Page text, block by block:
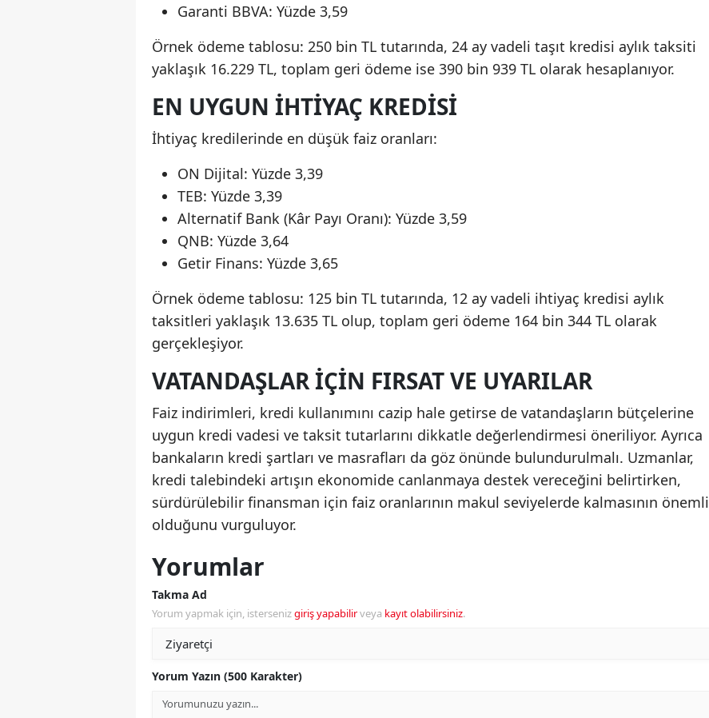
Garanti BBVA: Yüzde 3,59
Örnek ödeme tablosu: 250 bin TL tutarında, 24 ay vadeli taşıt kredisi aylık taksiti
yaklaşık 16.229 TL, toplam geri ödeme ise 390 bin 939 TL olarak hesaplanıyor.
EN UYGUN İHTIYAÇ KREDISI
İhtiyaç kredilerinde en düşük faiz oranları:
ON Dijital: Yüzde 3,39
TEB: Yüzde 3,39
Alternatif Bank (Kâr Payı Oranı): Yüzde 3,59
QNB: Yüzde 3,64
Getir Finans: Yüzde 3,65
Örnek ödeme tablosu: 125 bin TL tutarında, 12 ay vadeli ihtiyaç kredisi aylık
taksitleri yaklaşık 13.635 TL olup, toplam geri ödeme 164 bin 344 TL olarak
gerçekleşiyor.
VATANDAŞLAR İÇIN FIRSAT VE UYARILAR
Faiz indirimleri, kredi kullanımını cazip hale getirse de vatandaşların bütçelerine
uygun kredi vadesi ve taksit tutarlarını dikkatle değerlendirmesi öneriliyor. Ayrıca
bankaların kredi şartları ve masrafları da göz önünde bulundurulmalı. Uzmanlar,
kredi talebindeki artışın ekonomide canlanmaya destek vereceğini belirtirken,
sürdürülebilir finansman için faiz oranlarının makul seviyelerde kalmasının önemli
olduğunu vurguluyor.
Yorumlar
Takma Ad
Yorum yapmak için, istersenizgiriş yapabilirveya kayıt olabilirsiniz.
Yorum Yazın (500 Karakter)